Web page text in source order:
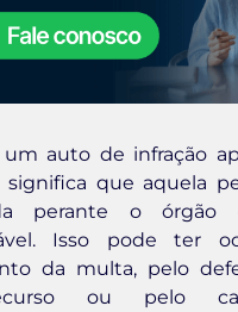
auto de infração
significa que aquela
perante o órgão
Isso pode ter
da multa, pelo
ou pelo